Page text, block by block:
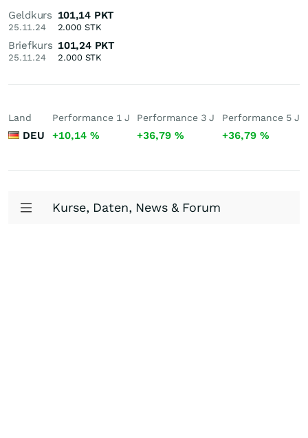
Geldkurs
25.11.24
101,14 PKT
2.000STK
Briefkurs
25.11.24
101,24 PKT
2.000STK
Land
DEU
Performance 1 J
+10,14 %
Performance 3 J
+36,79%
Performance 5 J
+36,79 %
Kurse, Daten, News & Forum